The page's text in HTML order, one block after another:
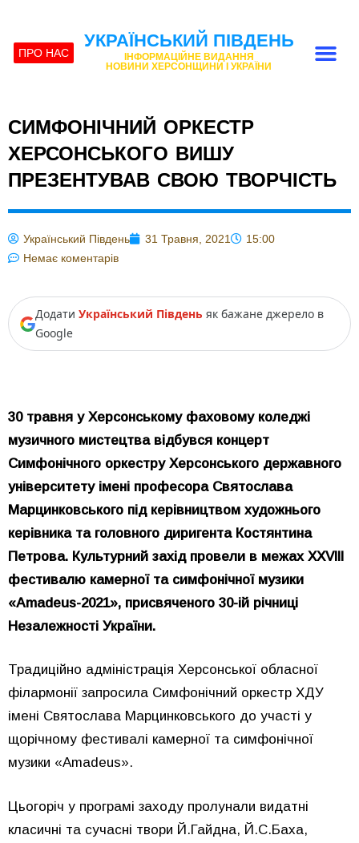
ПРО НАС
УКРАЇНСЬКИЙ ПІВДЕНЬ
ІНФОРМАЦІЙНЕ ВИДАННЯ
НОВИНИ ХЕРСОНЩИНИ І УКРАЇНИ
СИМФОНІЧНИЙ ОРКЕСТР
ХЕРСОНСЬКОГО ВИШУ
ПРЕЗЕНТУВАВ СВОЮ ТВОРЧІСТЬ
Український Південь 31 Травня, 2021
15:00
Немає коментарів
Додати Український Південь як бажане джерело в
Google
30 травня у Херсонському фаховому коледжі
музичного мистецтва відбувся концерт
Симфонічного оркестру Херсонського державного
університету імені професора Святослава
Марцинковського під керівництвом художнього
керівника та головного диригента Костянтина
Петрова. Культурний захід провели в межах XXVІІІ
фестивалю камерної та симфонічної музики
«Amadeus-2021», присвяченого 30-ій річниці
Незалежності України.
Традиційно адміністрація Херсонської обласної
філармонії запросила Симфонічний оркестр ХДУ
імені Святослава Марцинковського до участі у
щорічному фестивалі камерної та симфонічної
музики «Amadeus».
Цьогоріч у програмі заходу пролунали видатні
класичні та сучасні твори Й.Гайдна, Й.С.Баха,